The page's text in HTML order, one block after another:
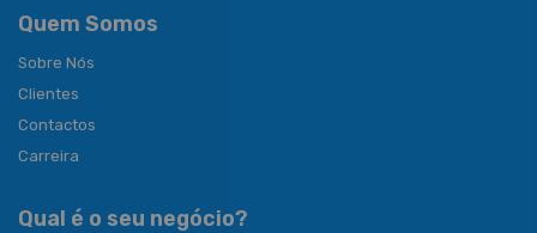
Quem Somos
Sobre Nós
Clientes
Contactos
Carreira
Qual é o seu negócio?